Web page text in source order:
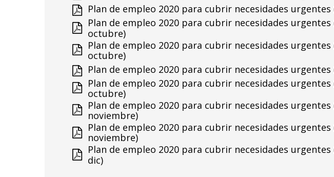
Plan de empleo 2020 para cubrir necesidades urgentes
Plan de empleo 2020 para cubrir necesidades
octubre)
Plan de empleo 2020 para cubrir necesidades
octubre)
Plan de empleo 2020 para cubrir necesidades
Plan de empleo 2020 para cubrir necesidades
octubre)
Plan de empleo 2020 para cubrir necesidades
noviembre)
Plan de empleo 2020 para cubrir necesidades
noviembre)
Plan de empleo 2020 para cubrir necesidades
dic)